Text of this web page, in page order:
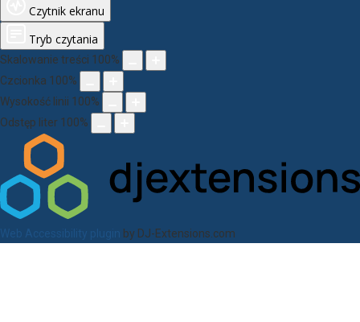
Czytnik ekranu
Tryb czytania
Skalowanie treści 100%
Czcionka 100%
Wysokość linii 100%
Odstęp liter 100%
Web Accessibility plugin by DJ-Extensions.com